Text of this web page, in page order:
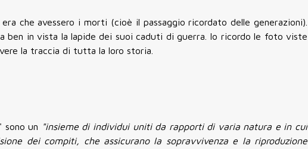
che avessero i morti (cioè il passaggio ricordato delle generazioni).
ben in vista la lapide dei suoi caduti di guerra. Io ricordo le foto viste
la traccia di tutta la loro storia.
sono un "insieme di individui uniti da rapporti di varia natura e in cui
dei compiti, che assicurano la sopravvivenza e la riproduzione